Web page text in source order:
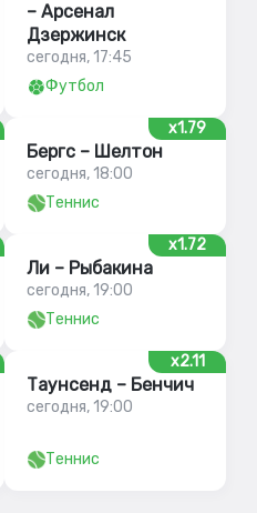
– Арсенал
Дзержинск
сегодня, 17:45
Футбол
x1.79
Бергс – Шелтон
сегодня, 18:00
Теннис
x1.72
Ли – Рыбакина
сегодня, 19:00
Теннис
x2.11
Таунсенд – Бенчич
сегодня, 19:00
Теннис